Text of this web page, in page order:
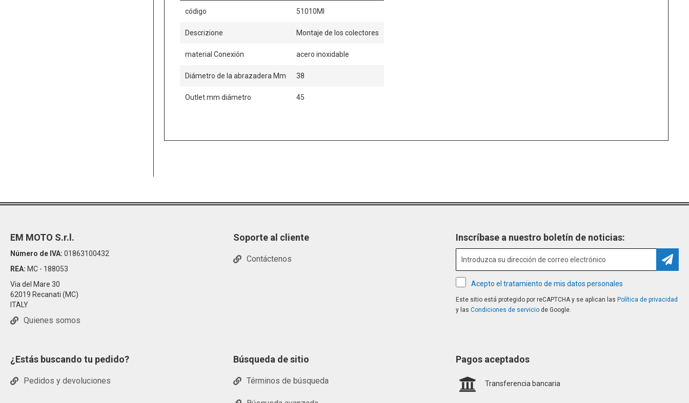
código 51010MI
Descrizione Montaje de los colectores
material Conexión acero inoxidable
Diámetro de la abrazadera Mm 38
Outlet mm diámetro 45
Inscríbase a nuestro boletín de noticias:
Acepto el tratamiento de mis datos personales
Este sitio está protegido por reCAPTCHA y se aplican las Política de privacidad
y lasCondiciones de servicio de Google.
EM MOTO S.r.l.
Número de IVA: 01863100432
REA: MC - 188053
Via del Mare 30
62019 Recanati (MC)
ITALY
Quienes somos
Soporte al cliente
Contáctenos
¿Estás buscando tu pedido?
Pedidos y devoluciones
Búsqueda de sitio
Términos de búsqueda
Pagos aceptados
Transferencia bancaria